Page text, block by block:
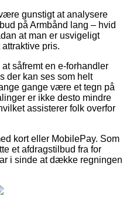
gunstigt at analysere
på Armbånd lang – hvid
at man er usvigeligt
pris.
såfremt en e-forhandler
der kan ses som helt
gange være et tegn på
er ikke desto mindre
assisterer folk overfor
kort eller MobilePay. Som
et afdragstilbud fra for
i sinde at dække regningen